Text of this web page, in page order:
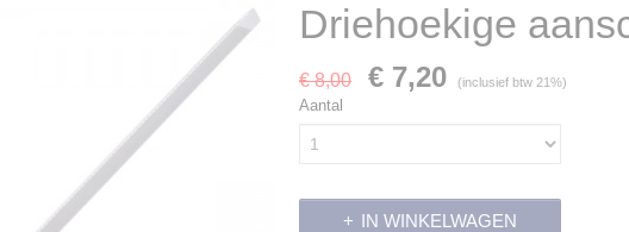
Driehoekige
€ 8,00 € 7,20 (inclusief btw 21%)
Aantal
IN WINKELWAGEN